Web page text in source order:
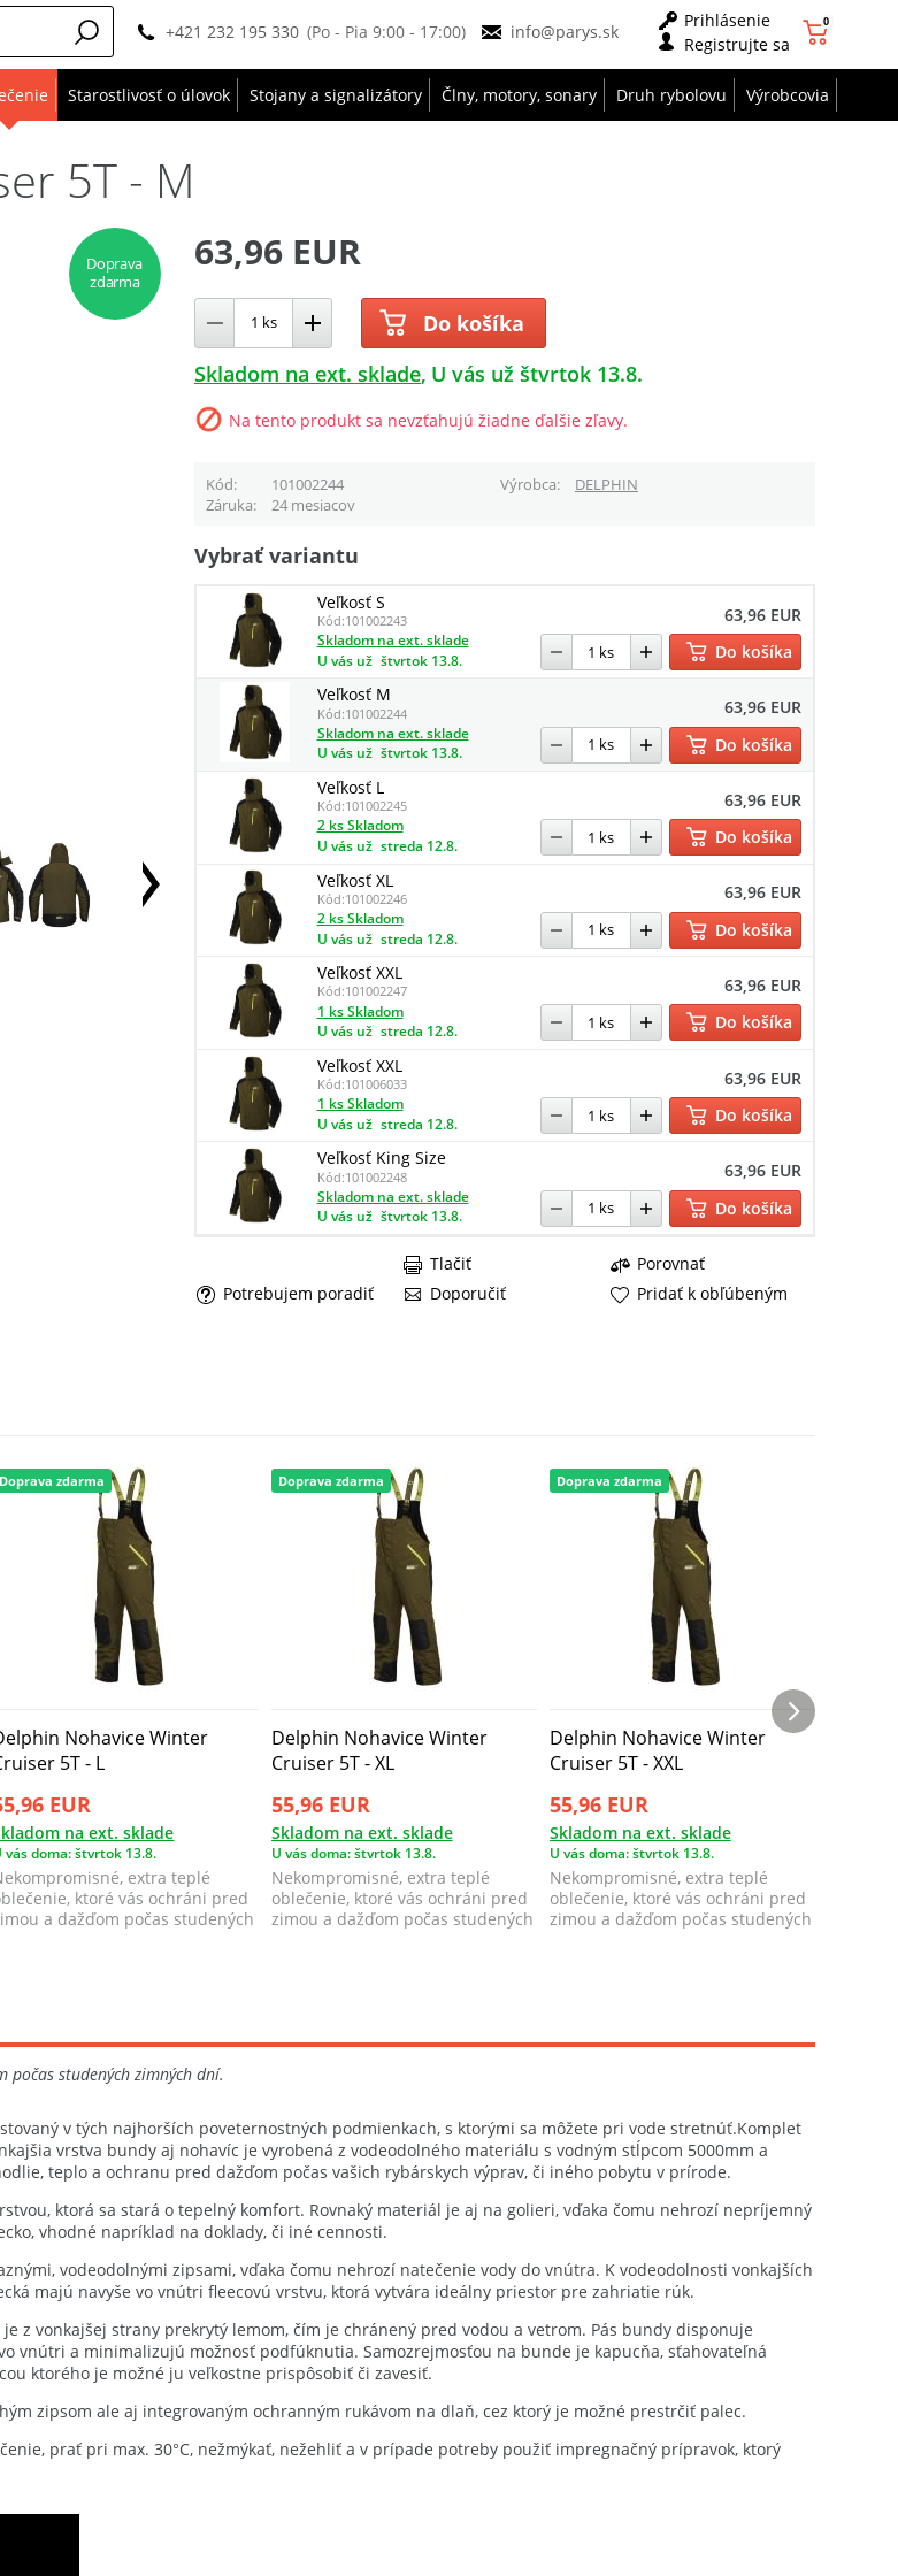
+421 232 195 330 (Po - Pia 9:00 - 17:00) info@parys.sk
Prihlásenie
Registrujte sa
0
Starostlivosť o úlovok Stojany a signalizátory Člny, motory, sonary Druh rybolovu Výrobcovia
5T - M
Doprava
zdarma
63,96 EUR
Do košíka
Skladom na ext. sklade U vás už štvrtok 13.8.
Na tento produkt sa nevzťahujú žiadne ďalšie zľavy.
Kód 101002244 Výrobca
DELPHIN
Záruka
24 mesiacov
Vybrať variantu
Veľkosť S
Kód:101002243 63,96 EUR
Skladom na ext. sklade
U vás už štvrtok 13.8.
Do košíka
Veľkosť M
Kód:101002244 63,96 EUR
Skladom na ext. sklade
U vás už štvrtok 13.8.
Do košíka
Veľkosť L
Kód:101002245 63,96 EUR
2 ks Skladom
U vás už streda 12.8.
Do košíka
Veľkosť XL
Kód:101002246 63,96 EUR
2 ks Skladom
U vás už streda 12.8.
Do košíka
Veľkosť XXL
Kód:101002247 63,96 EUR
1 ks Skladom
U vás už streda 12.8.
Do košíka
Veľkosť XXL
Kód:101006033 63,96 EUR
1 ks Skladom
U vás už streda 12.8.
Do košíka
Veľkosť King Size
Kód:101002248 63,96 EUR
Skladom na ext. sklade
U vás už štvrtok 13.8. Do košíka
Porovnať
Potrebujem poradiť
Doporučiť
Tlačiť
Pridať k obľúbeným
Doprava zdarma
Nohavice Winter
5T - L
EUR
na ext. sklade
vás doma: štvrtok 13.8.
extra teplé
ktoré vás ochráni pred
a dažďom počas studených
Doprava zdarma
Delphin Nohavice Winter
Cruiser 5T - XL
55,96 EUR
Skladom na ext. sklade
U vás doma: štvrtok 13.8.
Nekompromisné, extra teplé
oblečenie, ktoré vás ochráni pred
zimou a dažďom počas studených
Doprava zdarma
Delphin Nohavice Winter
Cruiser 5T - XXL
55,96 EUR
Skladom na ext. sklade
U vás doma: štvrtok 13.8.
Nekompromisné, extra teplé
oblečenie, ktoré vás ochráni pred
zimou a dažďom počas studených
studených zimných dní.
v tých najhorších poveternostných podmienkach, s ktorými sa môžete pri vode stretnúť.Komplet
vrstva bundy aj nohavíc je vyrobená z vodeodolného materiálu s vodným stĺpcom 5000mm a
teplo a ochranu pred dažďom počas vašich rybárskych výprav, či iného pobytu v prírode.
ktorá sa stará o tepelný komfort. Rovnaký materiál je aj na golieri, vďaka čomu nehrozí nepríjemný
vhodné napríklad na doklady, či iné cennosti.
vodeodolnými zipsami, vďaka čomu nehrozí natečenie vody do vnútra. K vodeodolnosti vonkajších
majú navyše vo vnútri fleecovú vrstvu, ktorá vytvára ideálny priestor pre zahriatie rúk.
z vonkajšej strany prekrytý lemom, čím je chránený pred vodou a vetrom. Pás bundy disponuje
vnútri a minimalizujú možnosť podfúknutia. Samozrejmosťou na bunde je kapucňa, sťahovateľná
ktorého je možné ju veľkostne prispôsobiť či zavesiť.
zipsom ale aj integrovaným ochranným rukávom na dlaň, cez ktorý je možné prestrčiť palec.
prať pri max. 30°C, nežmýkať, nežehliť a v prípade potreby použiť impregnačný prípravok, ktorý